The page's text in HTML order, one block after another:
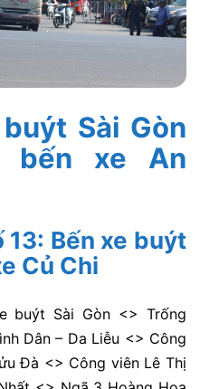
Sài Gòn
bến xe An
13: Bến xe buýt
Củ Chi
buýt Sài Gòn <> Trống
Dân – Da Liễu <> Công
Đà <> Công viên Lê Thị